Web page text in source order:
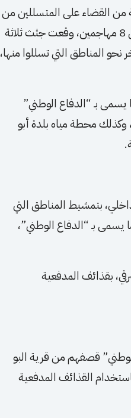
الديمقراطية من القضاء على المتسللين من
قوات حكومة دمشق وما يسمى بـ “الدفاع الوطني”، حيث أسفرت عن مقتل 8 مهاجمين، وقعت جثث ثلاثة
فيما فرّ بعضهم الآخر نحو المناطق التي تسللوا منها،
بـ “الدفاع الوطني”
وكذلك محطة مياه بلدة أبو
بتمشيط المناطق التي
بـ “الدفاع الوطني”،
بقذائف المدفعية
قصفهم من قرية البو
القذائف المدفعية